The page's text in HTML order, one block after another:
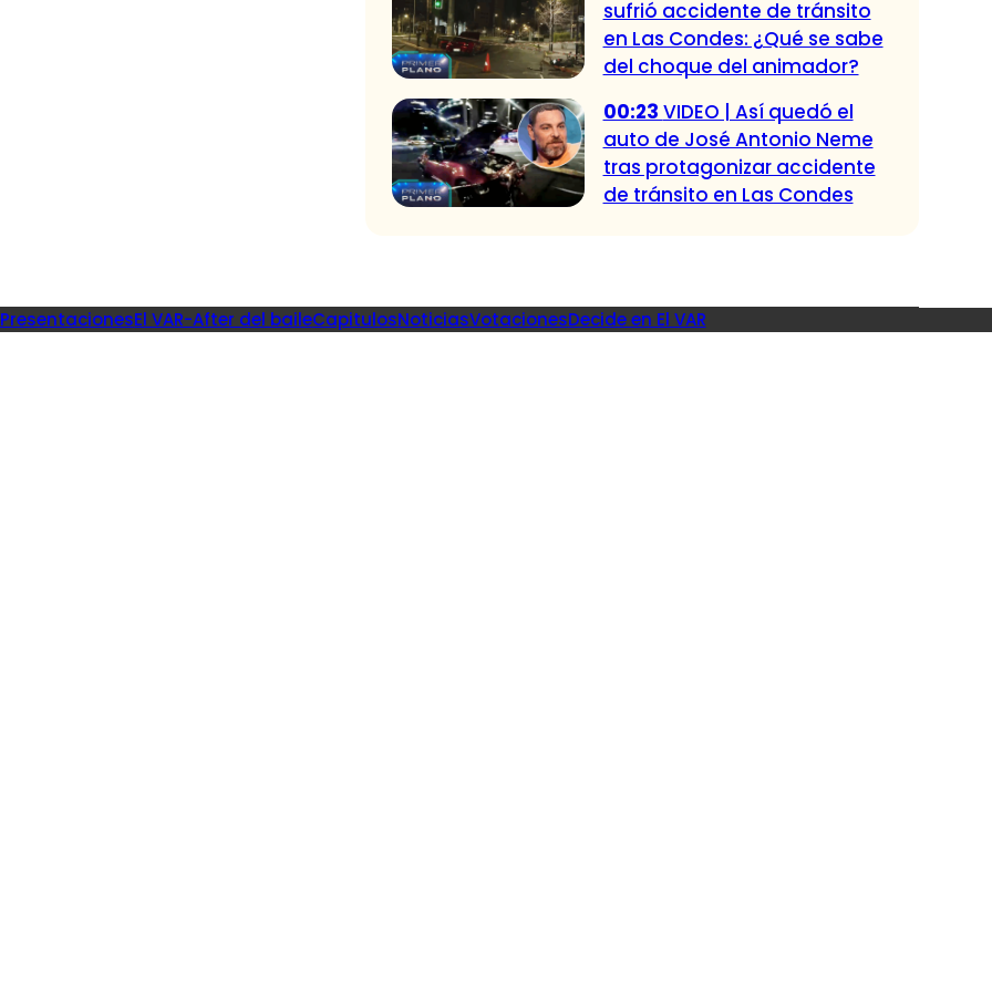
sufrió accidente de tránsito
en Las Condes: ¿Qué se sabe
del choque del animador?
00:23 VIDEO | Así quedó el
auto de José Antonio Neme
tras protagonizar accidente
de tránsito en Las Condes
PresentacionesEl VAR-After del baileCapitulosNoticiasVotacionesDecide en El VAR